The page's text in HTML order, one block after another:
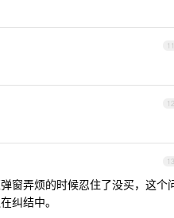
11
12
13
窗弄烦的时候忍住了没买，这个
纠结中。